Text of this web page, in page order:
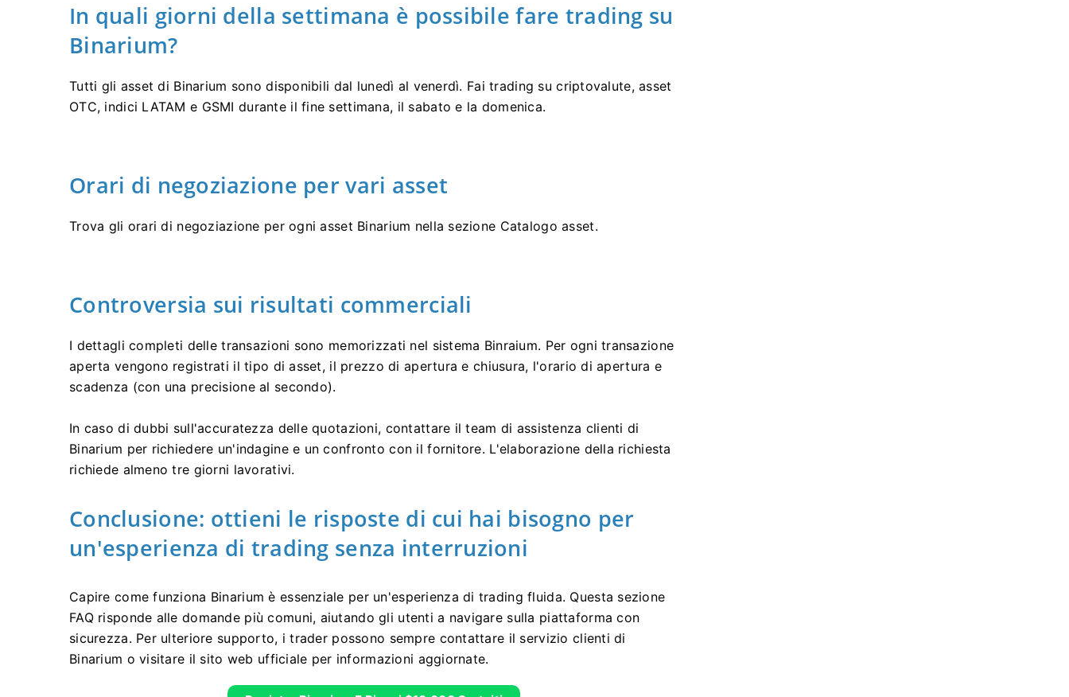
In quali giorni della settimana è possibile fare trading su
Binarium?
Tutti gli asset di Binarium sono disponibili dal lunedì al venerdì. Fai trading su criptovalute, asset
OTC, indici LATAM e GSMI durante il fine settimana, il sabato e la domenica.
Orari di negoziazione per vari asset
Trova gli orari di negoziazione per ogni asset Binarium nella sezione Catalogo asset.
Controversia sui risultati commerciali
I dettagli completi delle transazioni sono memorizzati nel sistema Binraium. Per ogni transazione
aperta vengono registrati il ​​tipo di asset, il prezzo di apertura e chiusura, l'orario di apertura e
scadenza (con una precisione al secondo).
In caso di dubbi sull'accuratezza delle quotazioni, contattare il team di assistenza clienti di
Binarium per richiedere un'indagine e un confronto con il fornitore. L'elaborazione della richiesta
richiede almeno tre giorni lavorativi.
Conclusione: ottieni le risposte di cui hai bisogno per
un'esperienza di trading senza interruzioni
Capire come funziona Binarium è essenziale per un'esperienza di trading fluida. Questa sezione
FAQ risponde alle domande più comuni, aiutando gli utenti a navigare sulla piattaforma con
sicurezza. Per ulteriore supporto, i trader possono sempre contattare il servizio clienti di
Binarium o visitare il sito web ufficiale per informazioni aggiornate.